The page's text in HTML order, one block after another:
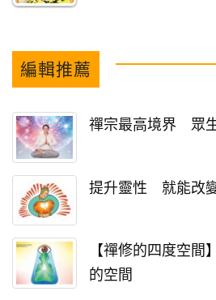
編輯推薦
禪宗最高境界 眾
提升靈性 就能改
【禪修的四度空間
的空間